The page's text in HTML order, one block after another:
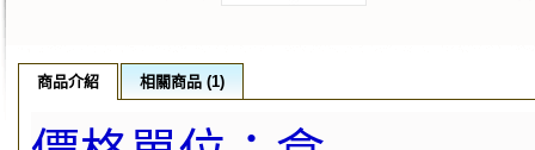
商品介紹 相關商品 (1)